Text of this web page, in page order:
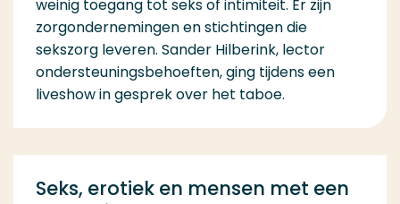
weinig toegang tot seks of intimiteit. Er zijn
zorgondernemingen en stichtingen die
sekszorg leveren. Sander Hilberink, lector
ondersteuningsbehoeften, ging tijdens een
liveshow in gesprek over het taboe.
Seks, erotiek en mensen met een